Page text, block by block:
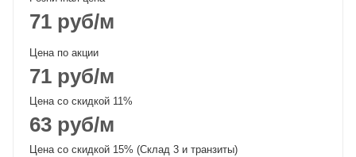
71 руб/м
Цена по акции
71 руб/м
Цена со скидкой 11%
63 руб/м
Цена со скидкой 15% (Склад 3 и транзиты)